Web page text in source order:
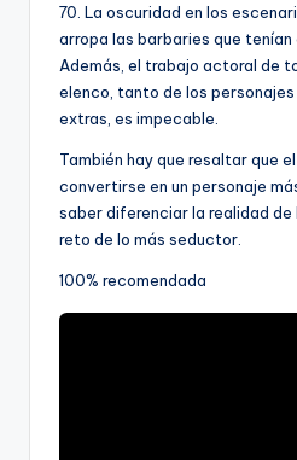
70. La oscuridad en los
arropa las barbaries que tenían
Además, el trabajo actoral de
elenco, tanto de los
extras, es impecable.
También hay que resaltar que
convertirse en un personaje
saber diferenciar la realidad de
reto de lo más seductor.
100% recomendada